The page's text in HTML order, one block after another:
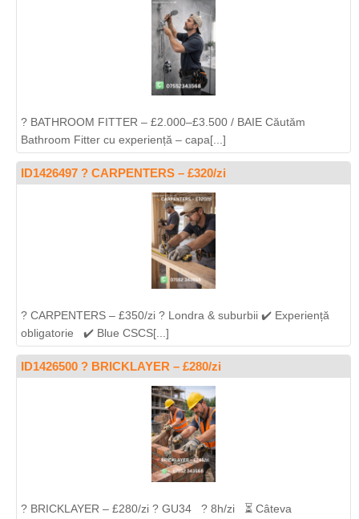
? BATHROOM FITTER – £2.000–£3.500 / BAIE Căutăm
Bathroom Fitter cu experiență – capa[...]
ID1426497 ? CARPENTERS – £320/zi
? CARPENTERS – £350/zi ? Londra & suburbii ✔️ Experiență
obligatorie ✔️ Blue CSCS[...]
ID1426500 ? BRICKLAYER – £280/zi
? BRICKLAYER – £280/zi ? GU34 ? 8h/zi ⏳ Câteva